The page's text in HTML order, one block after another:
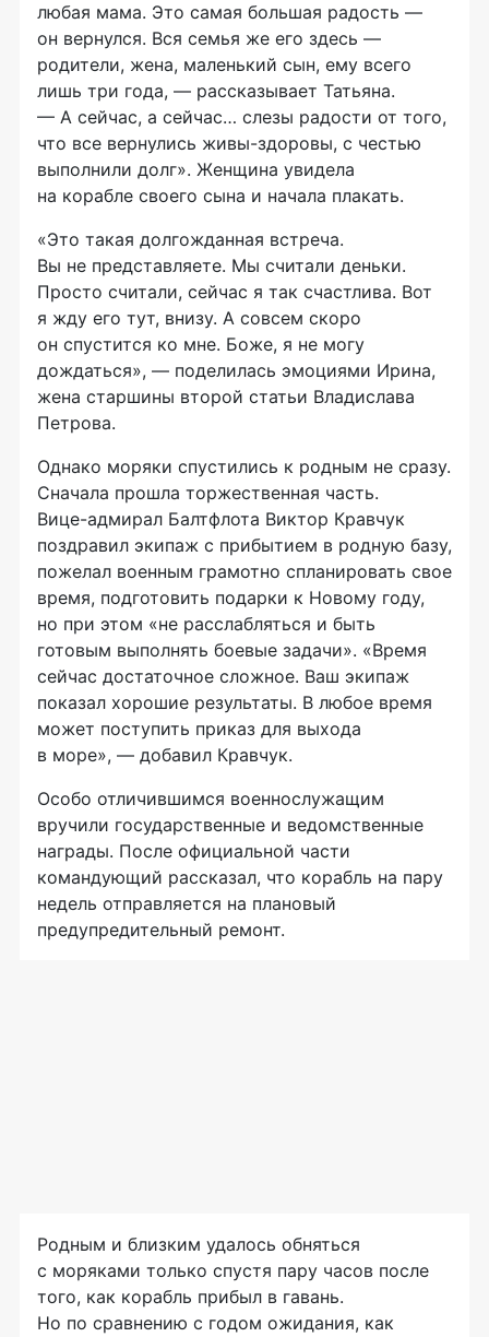
любая мама. Это самая большая радость —
он вернулся. Вся семья же его здесь —
родители, жена, маленький сын, ему всего
лишь три года, — рассказывает Татьяна.
— А сейчас, а сейчас… слезы радости от того,
что все вернулись живы-здоровы, с честью
выполнили долг». Женщина увидела
на корабле своего сына и начала плакать.
«Это такая долгожданная встреча.
Вы не представляете. Мы считали деньки.
Просто считали, сейчас я так счастлива. Вот
я жду его тут, внизу. А совсем скоро
он спустится ко мне. Боже, я не могу
дождаться», — поделилась эмоциями Ирина,
жена старшины второй статьи Владислава
Петрова.
Однако моряки спустились к родным не сразу.
Сначала прошла торжественная часть.
Вице-адмирал Балтфлота Виктор Кравчук
поздравил экипаж с прибытием в родную базу,
пожелал военным грамотно спланировать свое
время, подготовить подарки к Новому году,
но при этом «не расслабляться и быть
готовым выполнять боевые задачи». «Время
сейчас достаточное сложное. Ваш экипаж
показал хорошие результаты. В любое время
может поступить приказ для выхода
в море», — добавил Кравчук.
Особо отличившимся военнослужащим
вручили государственные и ведомственные
награды. После официальной части
командующий рассказал, что корабль на пару
недель отправляется на плановый
предупредительный ремонт.
Родным и близким удалось обняться
с моряками только спустя пару часов после
того, как корабль прибыл в гавань.
Но по сравнению с годом ожидания, как